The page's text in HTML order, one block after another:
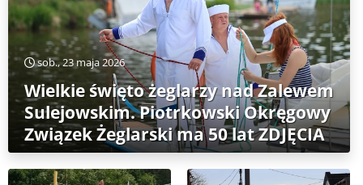
sob., 23 maja 2026
Wielkie święto żeglarzy nad Zalewem
Sulejowskim. Piotrkowski Okręgowy
Związek Żeglarski ma 50 lat ZDJĘCIA